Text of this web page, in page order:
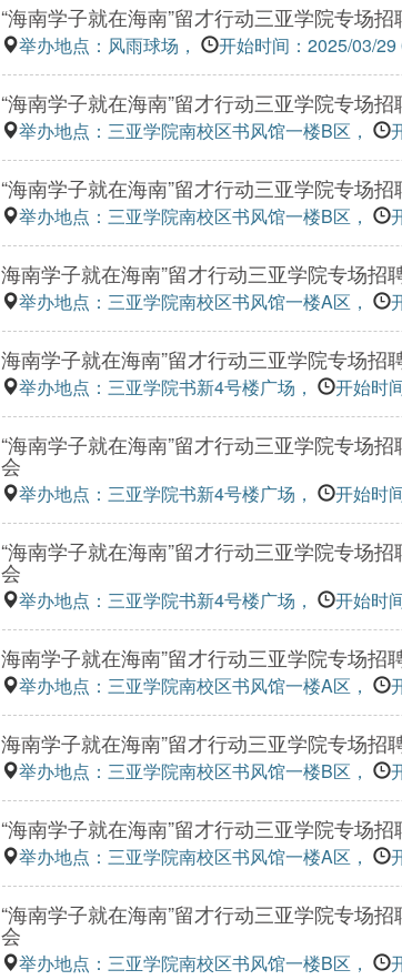
“海南学子就在海南”留才行动三亚学院专场
举办地点：风雨球场， 开始时间：2025/03/29
“海南学子就在海南”留才行动三亚学院专场
举办地点：三亚学院南校区书风馆一楼B区，
“海南学子就在海南”留才行动三亚学院专场
举办地点：三亚学院南校区书风馆一楼B区，
海南学子就在海南”留才行动三亚学院专场
举办地点：三亚学院南校区书风馆一楼A区，
海南学子就在海南”留才行动三亚学院专场
举办地点：三亚学院书新4号楼广场， 开始时
“海南学子就在海南”留才行动三亚学院专场
会
举办地点：三亚学院书新4号楼广场， 开始时
“海南学子就在海南”留才行动三亚学院专场
会
举办地点：三亚学院书新4号楼广场， 开始时
海南学子就在海南”留才行动三亚学院专场
举办地点：三亚学院南校区书风馆一楼A区，
海南学子就在海南”留才行动三亚学院专场
举办地点：三亚学院南校区书风馆一楼B区，
“海南学子就在海南”留才行动三亚学院专场
举办地点：三亚学院南校区书风馆一楼A区，
“海南学子就在海南”留才行动三亚学院专场
会
举办地点：三亚学院南校区书风馆一楼B区，